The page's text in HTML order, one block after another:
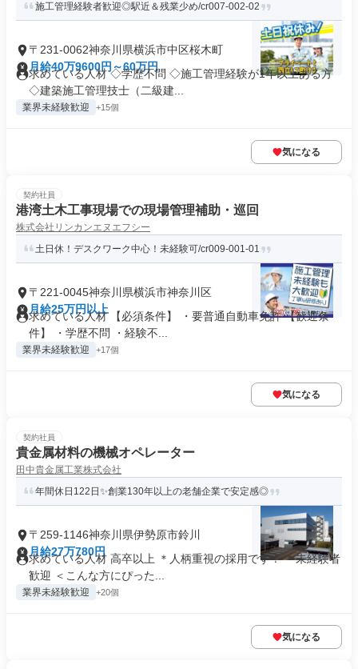
施工管理経験者歓迎◎駅近＆残業少め/cr007-002-02
〒231-0062神奈川県横浜市中区桜木町
月給40万9600円～60万円
求めている人材 ◇学歴不問 ◇施工管理経験が1年以上ある方
◇建築施工管理技士（二級建...
業界未経験歓迎 +15個
気になる
契約社員
港湾土木工事現場での現場管理補助・巡回
株式会社リンカンエヌエフシー
土日休！デスクワーク中心！未経験可/cr009-001-01
〒221-0045神奈川県横浜市神奈川区
月給25万円以上
求めている人材 【必須条件】 ・要普通自動車免許 【歓迎条
件】 ・学歴不問 ・経験不...
業界未経験歓迎 +17個
気になる
契約社員
貴金属材料の機械オペレーター
田中貴金属工業株式会社
年間休日122日✨創業130年以上の老舗企業で安定感◎
〒259-1146神奈川県伊勢原市鈴川
月給27万780円
求めている人材 高卒以上 ＊人柄重視の採用です！ ＊未経験者
歓迎 ＜こんな方にぴった...
業界未経験歓迎 +20個
気になる